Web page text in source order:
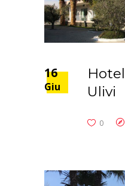
16
Giu
Ulivi
0